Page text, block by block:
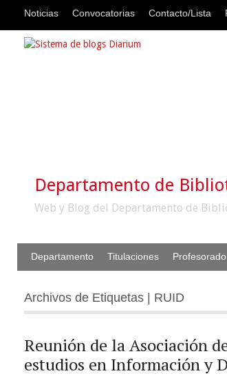
Noticias Convocatorias Contacto/Lista
Departamento de
Web y Blog del Departamento de
Departamento Titulaciones Profesorado
Archivos de Etiquetas | RUID
Reunión de la Asociación
estudios en Información y